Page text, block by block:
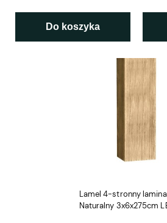
Do koszyka
Lamel 4-stronny
Naturalny 3x6x275cm